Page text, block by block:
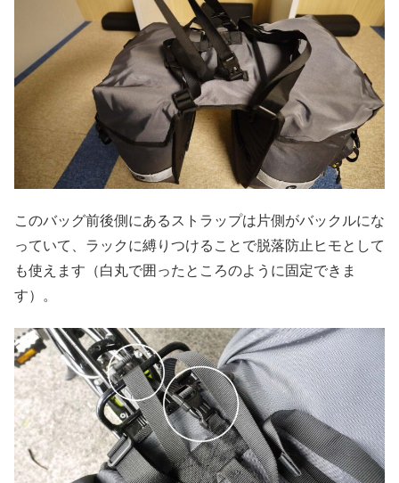
このバッグ前後側にあるストラップは片側がバックルにな
っていて、ラックに縛りつけることで脱落防止ヒモとして
も使えます（白丸で囲ったところのように固定できま
す）。